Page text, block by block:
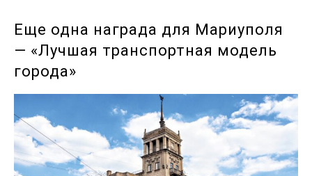
Еще одна награда для Мариуполя
— «Лучшая транспортная модель
города»